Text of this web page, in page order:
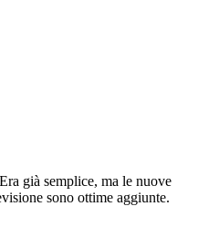
già semplice, ma le nuove
sono ottime aggiunte.